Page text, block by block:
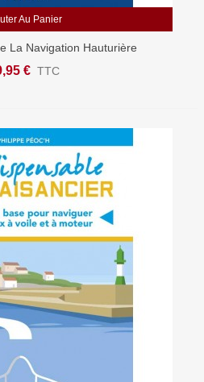
Au Panier
La Navigation Hauturière
€ TTC